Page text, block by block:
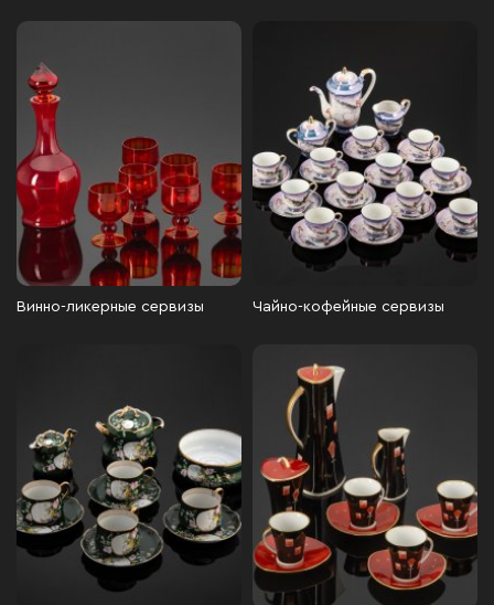
Винно-ликерные сервизы Чайно-кофейные сервизы